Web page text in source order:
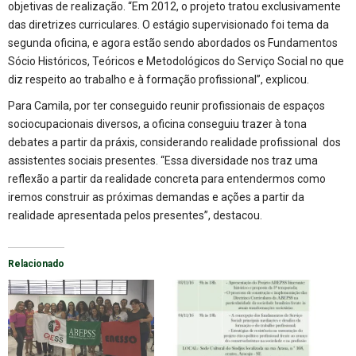
objetivas de realização. “Em 2012, o projeto tratou exclusivamente
das diretrizes curriculares. O estágio supervisionado foi tema da
segunda oficina, e agora estão sendo abordados os Fundamentos
Sócio Históricos, Teóricos e Metodológicos do Serviço Social no que
diz respeito ao trabalho e à formação profissional”, explicou.
Para Camila, por ter conseguido reunir profissionais de espaços
sociocupacionais diversos, a oficina conseguiu trazer à tona
debates a partir da práxis, considerando realidade profissional dos
assistentes sociais presentes. “Essa diversidade nos traz uma
reflexão a partir da realidade concreta para entendermos como
iremos construir as próximas demandas e ações a partir da
realidade apresentada pelos presentes”, destacou.
Relacionado